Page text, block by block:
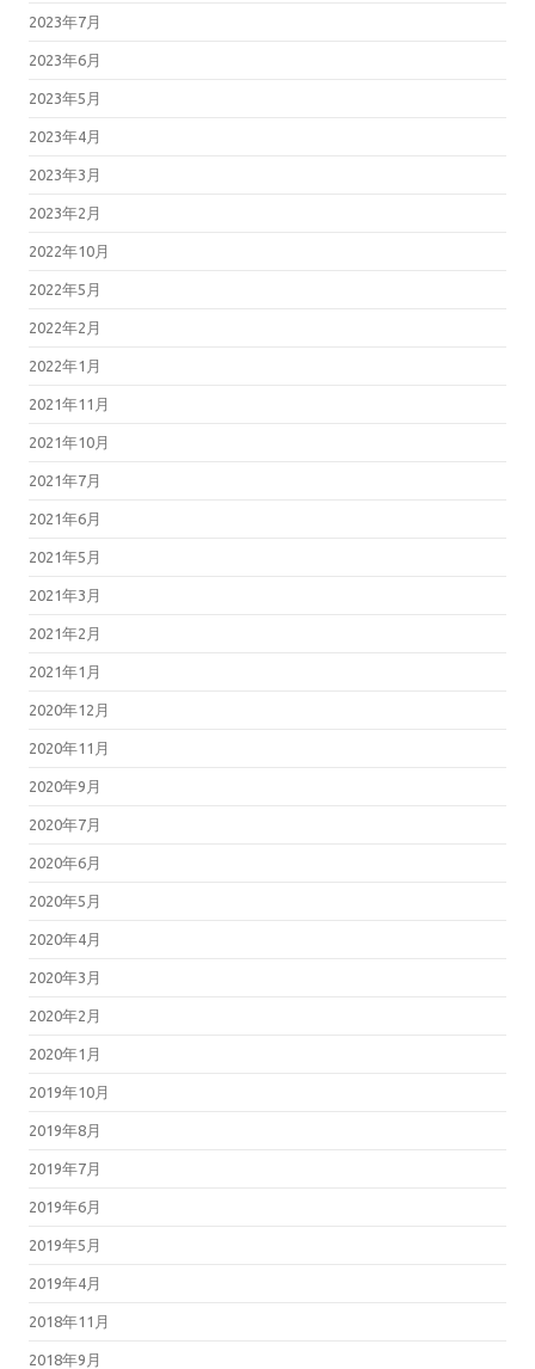
2023年7月
2023年6月
2023年5月
2023年4月
2023年3月
2023年2月
2022年10月
2022年5月
2022年2月
2022年1月
2021年11月
2021年10月
2021年7月
2021年6月
2021年5月
2021年3月
2021年2月
2021年1月
2020年12月
2020年11月
2020年9月
2020年7月
2020年6月
2020年5月
2020年4月
2020年3月
2020年2月
2020年1月
2019年10月
2019年8月
2019年7月
2019年6月
2019年5月
2019年4月
2018年11月
2018年9月